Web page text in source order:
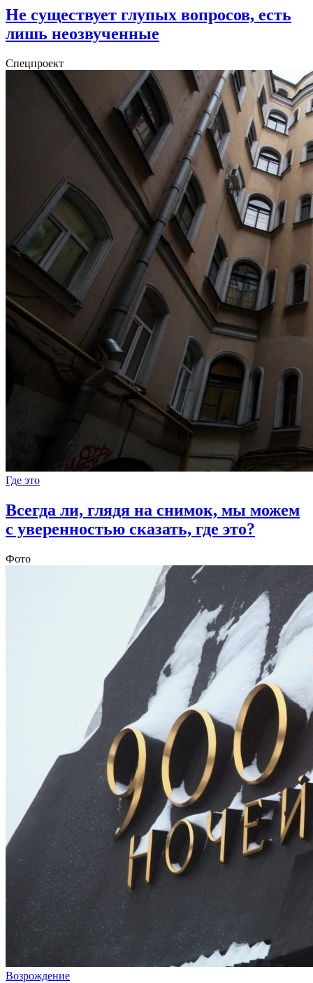
Не существует глупых вопросов, есть
лишь неозвученные
Спецпроект
Где это
Всегда ли, глядя на снимок, мы можем
с уверенностью сказать, где это?
Фото
Возрождение